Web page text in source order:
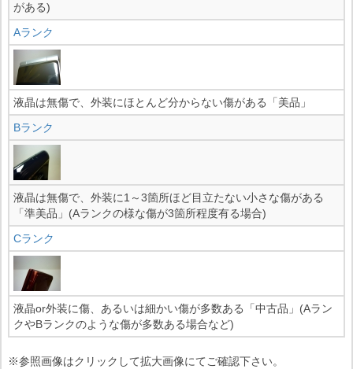
がある)
Aランク
液晶は無傷で、外装にほとんど分からない傷がある「美品」
Bランク
液晶は無傷で、外装に1～3箇所ほど目立たない小さな傷がある
「準美品」(Aランクの様な傷が3箇所程度有る場合)
Cランク
液晶or外装に傷、あるいは細かい傷が多数ある「中古品」(Aラン
クやBランクのような傷が多数ある場合など)
※参照画像はクリックして拡大画像にてご確認下さい。